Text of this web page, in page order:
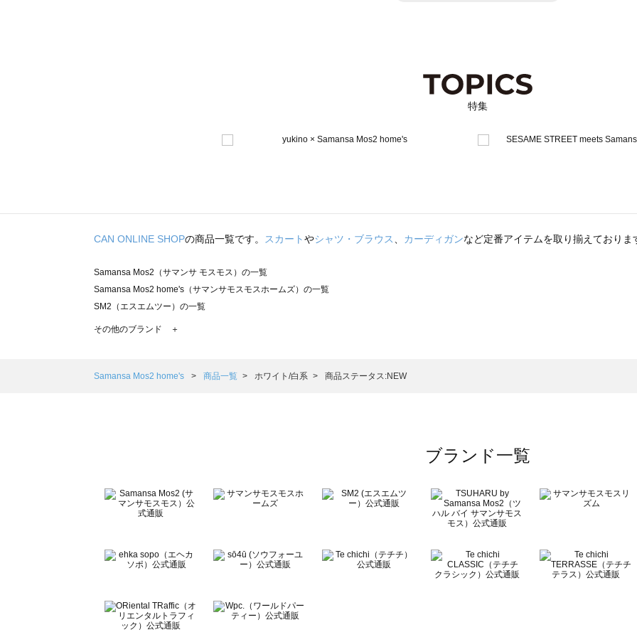
特集
CAN ONLINE SHOPの商品一覧です。 スカートやシャツ・ブラウス、 カーディガンなど定番アイテムを取り揃えておりま
Samansa Mos2（サマンサ モスモス）の一覧
Samansa Mos2 home's（サマンサモスモスホームズ）の一覧
SM2（エスエムツー）の一覧
TSUHARU by Samansa Mos2（ツハルバイサマンサモスモス）の一覧
Samansa Mos2 Lagom（サマンサモスモス ラーゴム）の一覧
BETTY'S BLUE（べティーズブルー）の一覧
Wpc.（ワールドパーティー）の一覧
その他のブランド ＋
Samansa Mos2 home's 商品一覧 ホワイト/白系 商品ステータス:NEW
ブランド一覧